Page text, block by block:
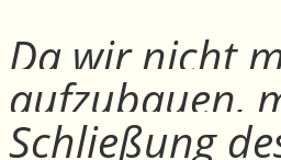
Da wir nicht
aufzubauen,
Schließung